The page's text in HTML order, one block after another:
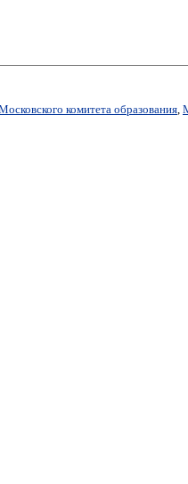
комитета образования,